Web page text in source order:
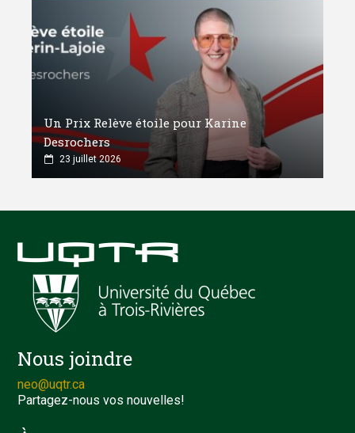
Un Prix Relève étoile pour Karine
Desrochers
23 juillet 2026
Nous joindre
neo@uqtr.ca
Partagez-nous vos nouvelles!